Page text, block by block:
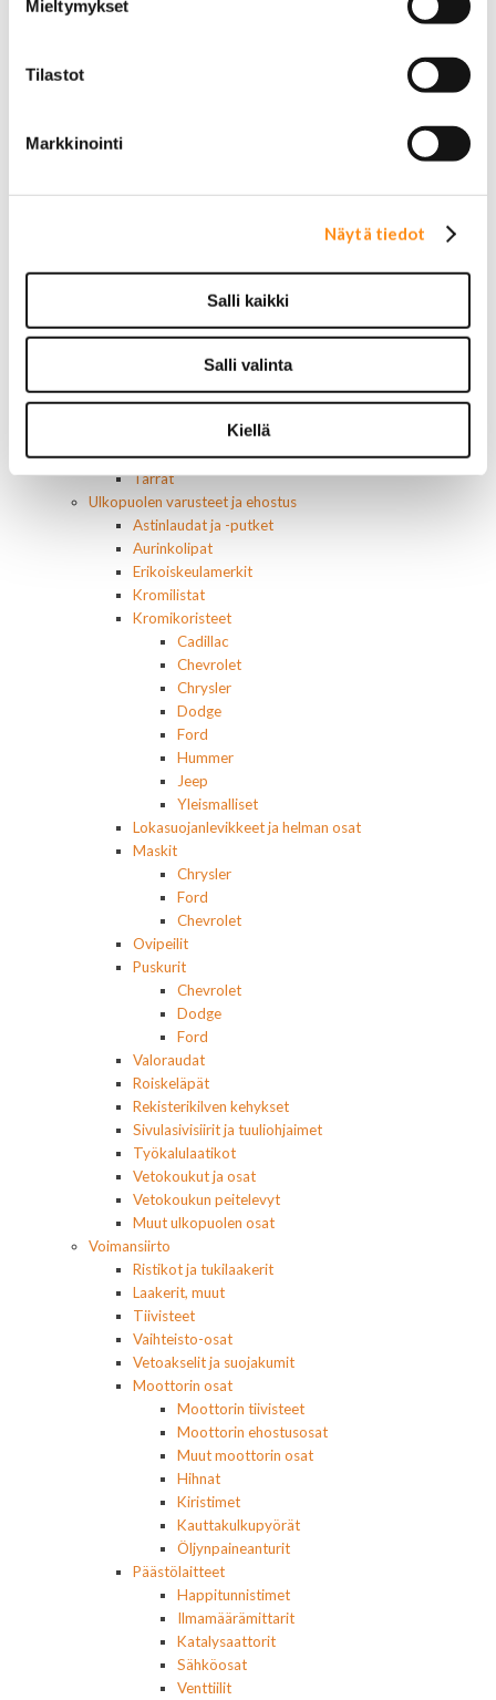
Mieltymykset
Tilastot
Markkinointi
Näytä tiedot
Salli kaikki
Salli valinta
Kiellä
Cadillac merkit
Dodge merkit
Ford merkit
Mercury merkit
Oldsmobile merkit
Pontiac merkit
Muut merkit
Merkit ja logot
Tarrat
Ulkopuolen varusteet ja ehostus
Astinlaudat ja -putket
Aurinkolipat
Erikoiskeulamerkit
Kromilistat
Kromikoristeet
Cadillac
Chevrolet
Chrysler
Dodge
Ford
Hummer
Jeep
Yleismalliset
Lokasuojanlevikkeet ja helman osat
Maskit
Chrysler
Ford
Chevrolet
Ovipeilit
Puskurit
Chevrolet
Dodge
Ford
Valoraudat
Roiskeläpät
Rekisterikilven kehykset
Sivulasivisiirit ja tuuliohjaimet
Työkalulaatikot
Vetokoukut ja osat
Vetokoukun peitelevyt
Muut ulkopuolen osat
Voimansiirto
Ristikot ja tukilaakerit
Laakerit, muut
Tiivisteet
Vaihteisto-osat
Vetoakselit ja suojakumit
Moottorin osat
Moottorin tiivisteet
Moottorin ehostusosat
Muut moottorin osat
Hihnat
Kiristimet
Kauttakulkupyörät
Öljynpaineanturit
Päästölaitteet
Happitunnistimet
Ilmamäärämittarit
Katalysaattorit
Sähköosat
Venttiilit